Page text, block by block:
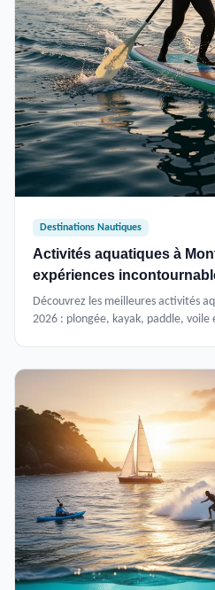
Destinations Nautiques
Activités aquatiques à
expériences
Découvrez les meilleures activités
2026 : plongée, kayak, paddle, voile